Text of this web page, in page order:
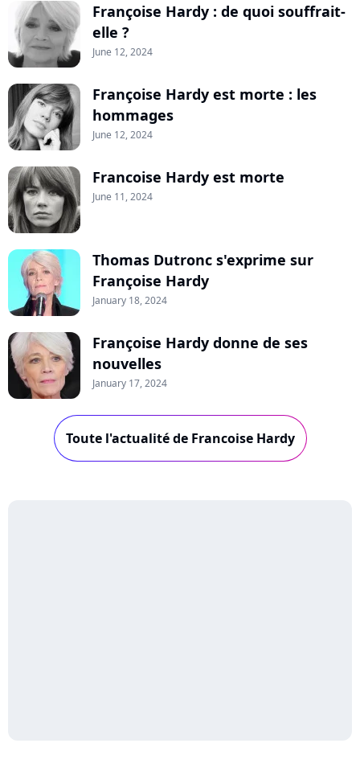
Françoise Hardy : de quoi souffrait-
elle ?
June 12, 2024
Françoise Hardy est morte : les
hommages
June 12, 2024
Francoise Hardy est morte
June 11, 2024
Thomas Dutronc s'exprime sur
Françoise Hardy
January 18, 2024
Françoise Hardy donne de ses
nouvelles
January 17, 2024
Toute l'actualité de Francoise Hardy